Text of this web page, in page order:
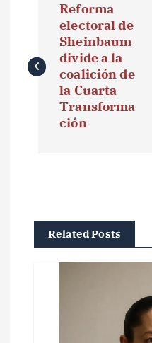
v
e
ó
n
Reforma
electoral de
Sheinbaum
divide a la
coalición de
la Cuarta
Transforma
ción
Related Posts